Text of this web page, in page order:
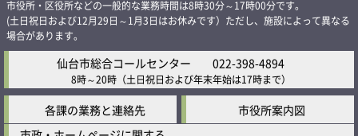
市役所・区役所などの一般的な業務時間は8時30分～17時00分です。
(土日祝日および12月29日～1月3日はお休みです）ただし、施設によって異なる
場合があります。
仙台市総合コールセンター 022-398-4894
8時～20時 （土日祝日および年末年始は17時まで）
各課の業務と連絡先
市役所案内図